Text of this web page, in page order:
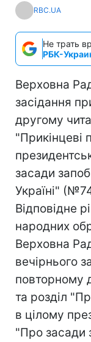
RBC.UA
Не трать
РБК-
Верховна
засідання
другому
"Прикінцеві
засади
Україні"
Відповідне
народних
Верховна
вечірнього
повторному
та розділ
в цілому
"Про засади